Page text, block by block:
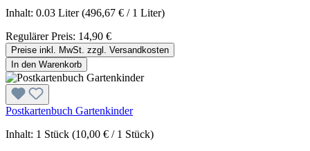
Inhalt: 0.03 Liter(496,67 € / 1 Liter)
Regulärer Preis: 14,90 €
Preise inkl. MwSt. zzgl. Versandkosten
In den Warenkorb
Postkartenbuch Gartenkinder
Inhalt: 1 Stück (10,00 € / 1 Stück)